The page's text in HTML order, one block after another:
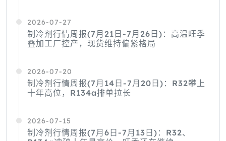
2026-07-27
制冷剂行情周报(7月21日-7月26日)：高温旺季
叠加工厂控产，现货维持偏紧格局
2026-07-20
制冷剂行情周报(7月14日-7月20日)：R32攀上
十年高位，R134a排单拉长
2026-07-15
制冷剂行情周报(7月6日-7月13日)：R32、